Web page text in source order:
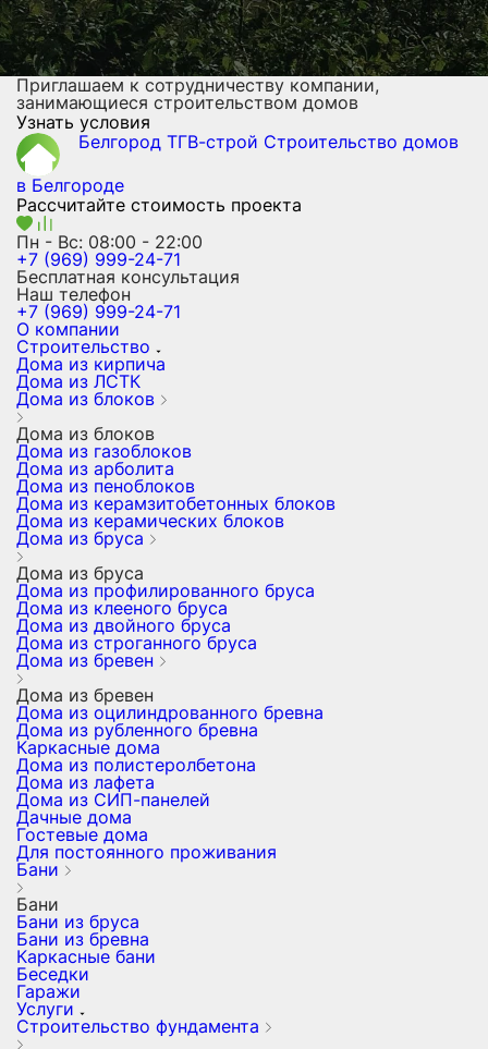
Приглашаем к сотрудничеству компании,
занимающиеся строительством домов
Узнать условия
Белгород ТГВ-строй Строительство домов
в Белгороде
Рассчитайте стоимость проекта
Пн - Вс: 08:00 - 22:00
+7 (969) 999-24-71
Бесплатная консультация
Наш телефон
+7 (969) 999-24-71
О компании
Строительство
Дома из кирпича
Дома из ЛСТК
Дома из блоков
Дома из блоков
Дома из газоблоков
Дома из арболита
Дома из пеноблоков
Дома из керамзитобетонных блоков
Дома из керамических блоков
Дома из бруса
Дома из бруса
Дома из профилированного бруса
Дома из клееного бруса
Дома из двойного бруса
Дома из строганного бруса
Дома из бревен
Дома из бревен
Дома из оцилиндрованного бревна
Дома из рубленного бревна
Каркасные дома
Дома из полистеролбетона
Дома из лафета
Дома из СИП-панелей
Дачные дома
Гостевые дома
Для постоянного проживания
Бани
Бани
Бани из бруса
Бани из бревна
Каркасные бани
Беседки
Гаражи
Услуги
Строительство фундамента